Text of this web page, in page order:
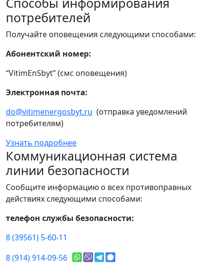
потребителей
Получайте оповещения следующими способами:
Абонентский номер:
“VitimEnSbyt” (смс оповещения)
Электронная почта:
do@vitimenergosbyt.ru (отправка уведомлений
потребителям)
Узнать подробнее
Коммуникационная система
линии безопасности
Сообщите информацию о всех противоправных
действиях следующими способами:
телефон службы безопасности:
8 (39561) 5-60-11
8 (914) 914-09-56